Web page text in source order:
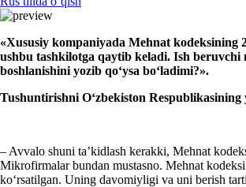
«Xususiy kompaniyada Mehnat kodeksining
ushbu tashkilotga qaytib keladi. Ish beruvchi
boshlanishini yozib qoʻysa boʻladimi?».
Tushuntirishni Oʻzbekiston
– Avvalo shuni ta’kidlash kerakki, Mehnat
Mikrofirmalar bundan mustasno. Mehnat
koʻrsatilgan. Uning davomiyligi va uni berish